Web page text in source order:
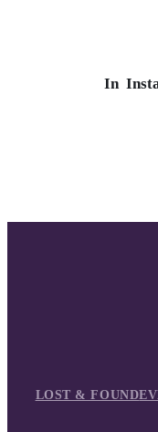
In
LOST & FOUND